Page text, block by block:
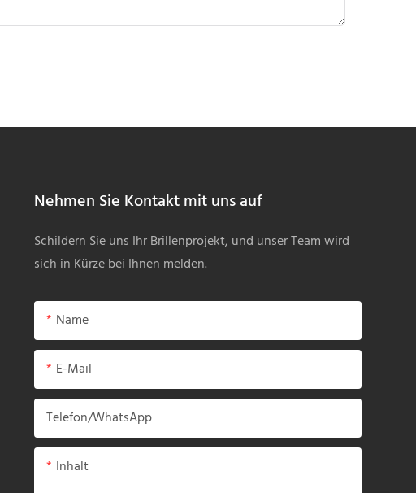
Nehmen Sie Kontakt mit uns auf
Schildern Sie uns Ihr Brillenprojekt, und unser Team wird
sich in Kürze bei Ihnen melden.
Name
E-Mail
Telefon/WhatsApp
Inhalt